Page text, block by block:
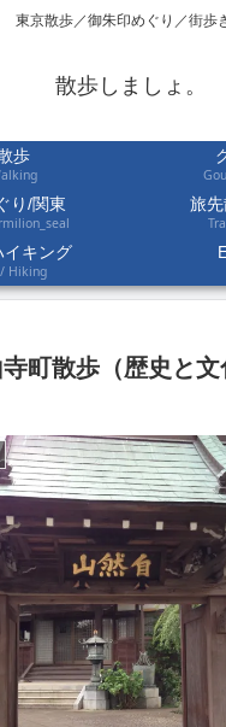
東京散歩／御朱印めぐり／街歩
散歩しましょ。
歩
り/関東 旅
イキング
Hiking
町散歩（歴史と